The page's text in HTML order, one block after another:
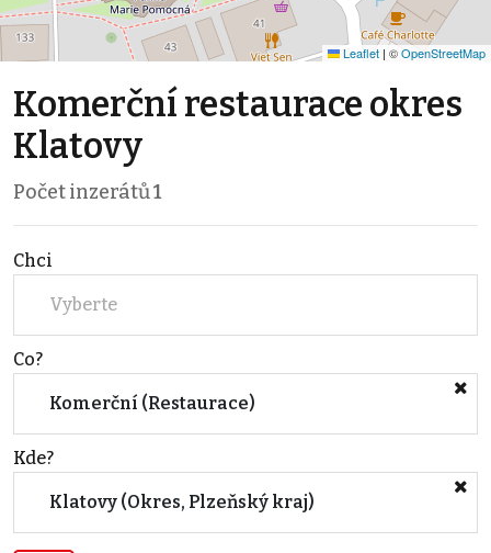
Leaflet | ©OpenStreetMap
Komerční restaurace okres
Klatovy
Počet inzerátů1
Chci
Vyberte
Co?
Komerční (Restaurace)
Kde?
Klatovy (Okres, Plzeňský kraj)